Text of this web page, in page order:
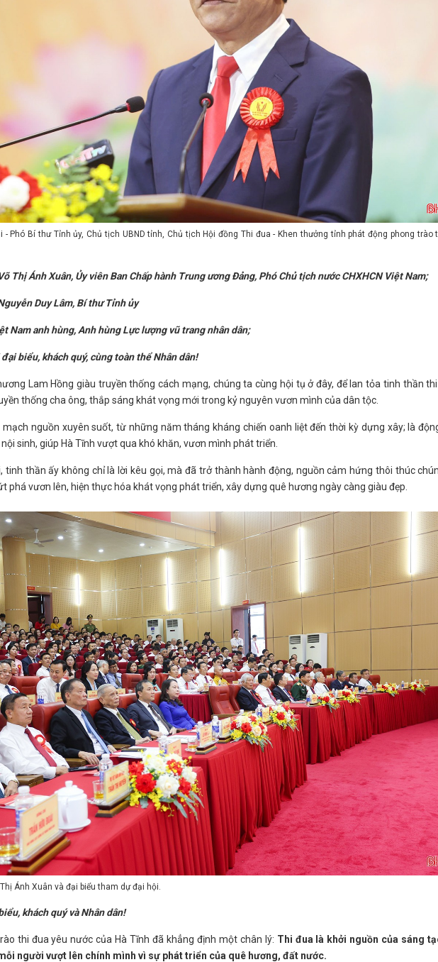
- Phó Bí thư Tỉnh ủy, Chủ tịch UBND tỉnh, Chủ tịch Hội đồng Thi đua - Khen thưởng tỉnh phát động phong trào
Thị Ánh Xuân, Ủy viên Ban Chấp hành Trung ương Đảng, Phó Chủ tịch nước CHXHCN Việt Nam;
Duy Lâm, Bí thư Tỉnh ủy
Nam anh hùng, Anh hùng Lực lượng vũ trang nhân dân;
biểu, khách quý, cùng toàn thể Nhân dân!
Lam Hồng giàu truyền thống cách mạng, chúng ta cùng hội tụ ở đây, để lan tỏa tinh thần
thống cha ông, thắp sáng khát vọng mới trong kỷ nguyên vươn mình của dân tộc.
nguồn xuyên suốt, từ những năm tháng kháng chiến oanh liệt đến thời kỳ dựng xây; là
sinh, giúp Hà Tĩnh vượt qua khó khăn, vươn mình phát triển.
tinh thần ấy không chỉ là lời kêu gọi, mà đã trở thành hành động, nguồn cảm hứng thôi thúc
phá vươn lên, hiện thực hóa khát vọng phát triển, xây dựng quê hương ngày càng giàu đẹp.
Ánh Xuân và đại biểu tham dự đại hội.
khách quý và Nhân dân!
thi đua yêu nước của Hà Tĩnh đã khẳng định một chân lý: Thi đua là khởi nguồn của sáng
người vượt lên chính mình vì sự phát triển của quê hương, đất nước.